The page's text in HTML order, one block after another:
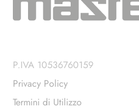
P.IVA 10536760159
Privacy Policy
Termini di Utilizzo